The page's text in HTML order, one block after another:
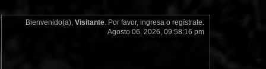
Bienvenido(a), Visitante. Por favor, ingresao regístrate.
Agosto 06, 2026, 09:58:16 pm